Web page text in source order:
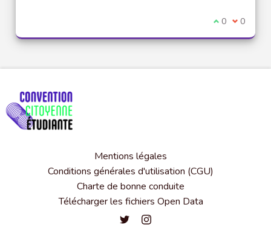
Je suis
0 Je ne
0
Mentions légales
Conditions générales d'utilisation (CGU)
Charte de bonne conduite
Télécharger les fichiers Open Data
Convention citoyenne étudiante
Convention citoyenne